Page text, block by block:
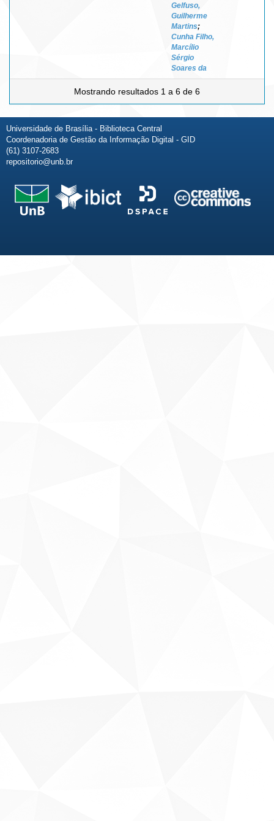
Gelfuso,
Guilherme
Martins;
Cunha Filho,
Marcílio
Sérgio
Soares da
Mostrando resultados 1 a 6 de 6
Universidade de Brasília - Biblioteca Central
Coordenadoria de Gestão da Informação Digital - GID
(61) 3107-2683
repositorio@unb.br